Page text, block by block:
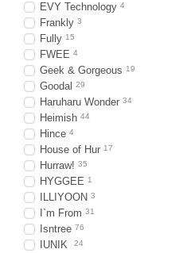
EVY Technology 4
Frankly 3
Fully 15
FWEE 4
Geek & Gorgeous 19
Goodal 29
Haruharu Wonder 34
Heimish 44
Hince 4
House of Hur 17
Hurraw! 35
HYGGEE 1
ILLIYOON 3
I`m From 31
Isntree 76
IUNIK 24